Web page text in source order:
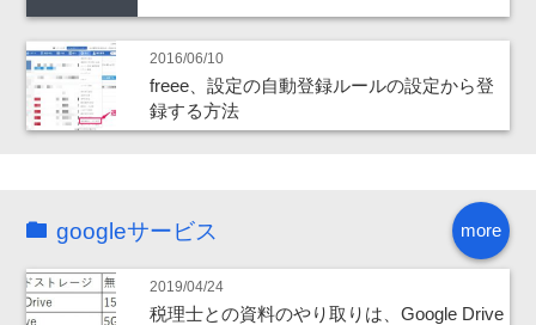
2016/06/10
freee、設定の自動登録ルールの設定から登
録する方法
more
googleサービス
2019/04/24
税理士との資料のやり取りは、Google Drive